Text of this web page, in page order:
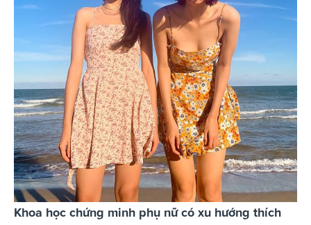
Khoa học chứng minh phụ nữ có xu hướng thích